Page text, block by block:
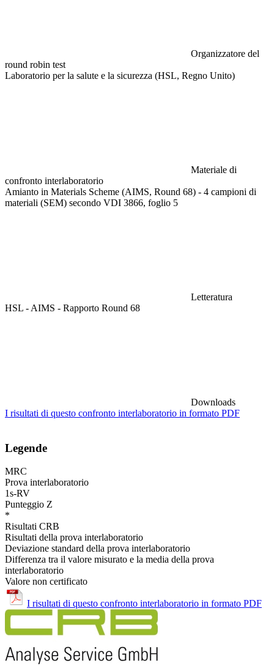
Organizzatore del
round robin test
Laboratorio per la salute e la sicurezza (HSL, Regno Unito)
Materiale di
confronto interlaboratorio
Amianto in Materials Scheme (AIMS, Round 68) - 4 campioni di
materiali (SEM) secondo VDI 3866, foglio 5
Letteratura
HSL - AIMS - Rapporto Round 68
Downloads
I risultati di questo confronto interlaboratorio in formato PDF
Legende
MRC
Prova interlaboratorio
1s-RV
Punteggio Z
*
Risultati CRB
Risultati della prova interlaboratorio
Deviazione standard della prova interlaboratorio
Differenza tra il valore misurato e la media della prova
interlaboratorio
Valore non certificato
I risultati di questo confronto interlaboratorio in formato PDF